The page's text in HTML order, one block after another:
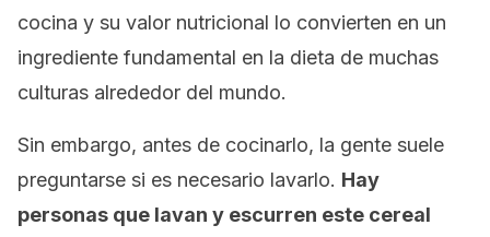
cocina y su valor nutricional lo convierten en un
ingrediente fundamental en la dieta de muchas
culturas alrededor del mundo.
Sin embargo, antes de cocinarlo, la gente suele
preguntarse si es necesario lavarlo. Hay
personas que lavan y escurren este cereal